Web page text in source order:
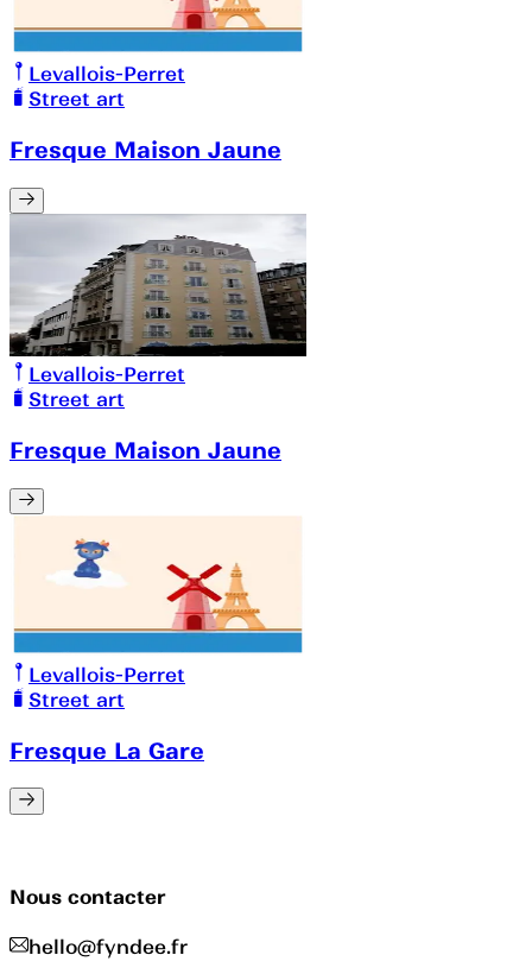
Levallois-Perret
Street art
Fresque Maison Jaune
Levallois-Perret
Street art
Fresque Maison Jaune
Levallois-Perret
Street art
Fresque La Gare
Nous contacter
hello@fyndee.fr